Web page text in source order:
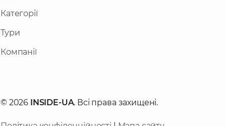
Категорії
Тури
Компанії
© 2026 INSIDE-UA. Всі права захищені.